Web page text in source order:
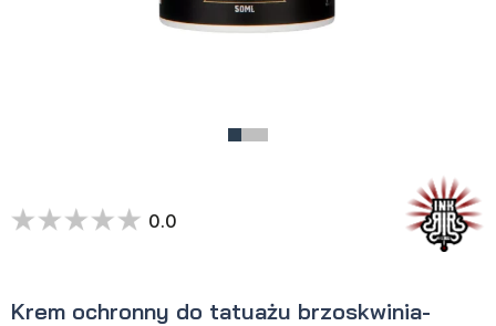
Krem ochronny do tatuażu brzoskwinia-
0.0